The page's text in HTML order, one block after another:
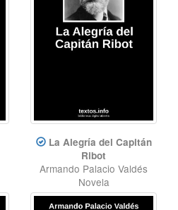
La Alegría del Capitán
Ribot
Armando Palacio Valdés
Novela